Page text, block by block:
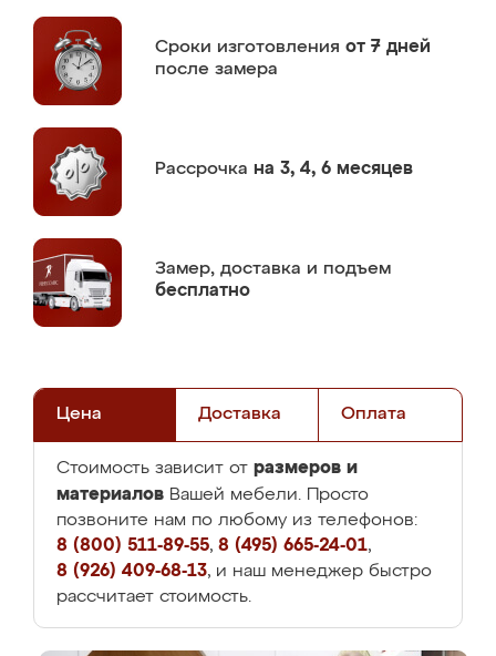
Сроки изготовления от 7 дней
после замера
Рассрочка на 3, 4, 6 месяцев
Замер, доставка и подъем
бесплатно
Цена Доставка Оплата
Стоимость зависит от размеров и
материалов Вашей мебели. Просто
позвоните нам по любому из телефонов:
8 (800) 511-89-55, 8 (495) 665-24-01,
8 (926) 409-68-13, и наш менеджер быстро
рассчитает стоимость.